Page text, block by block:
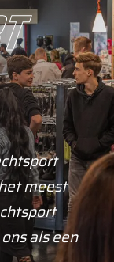
meest
als een